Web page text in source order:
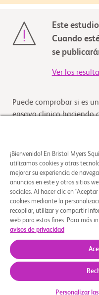
Este
Cuando
se
Ver los
Puede comprobar si es
ensayo clinico haciendo
Descripción general
Se trata de un estudio
grupos paralelos y de
Aviso
© 2026
¡Bienvenido! En Bristol Myers
utilizamos cookies y otras
mejorar su experiencia de
anuncios en este y otros sitios
sociales. Al hacer clic en
cookies mediante la
recopilar, utilizar y compartir
web para estos fines. Para más
avisos de privacidad
Personalizar